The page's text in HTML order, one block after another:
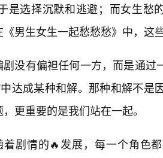
是选择沉默和逃避；而女生愁
《男生女生一起愁愁愁》中，这
剧没有偏袒任何一方，而是通过
中达成某种和解。那种和解不
更重要的是我们站在一起。
着剧情的🔥发展，每一个角色